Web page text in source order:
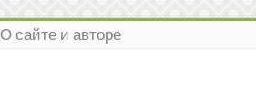
О сайте и авторе